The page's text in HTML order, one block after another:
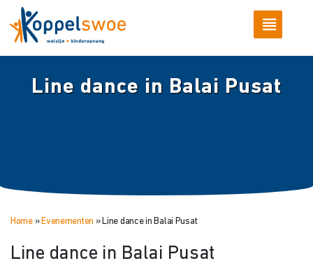
Line dance in Balai Pusat
Home» Evenementen » Line dance in Balai Pusat
Line dance in Balai Pusat